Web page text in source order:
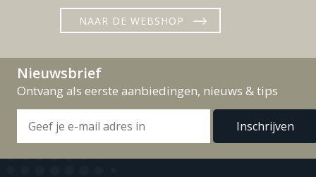
NAAR DE WEBSHOP
Nieuwsbrief
Ontvang als eerste aanbiedingen, nieuws & tips